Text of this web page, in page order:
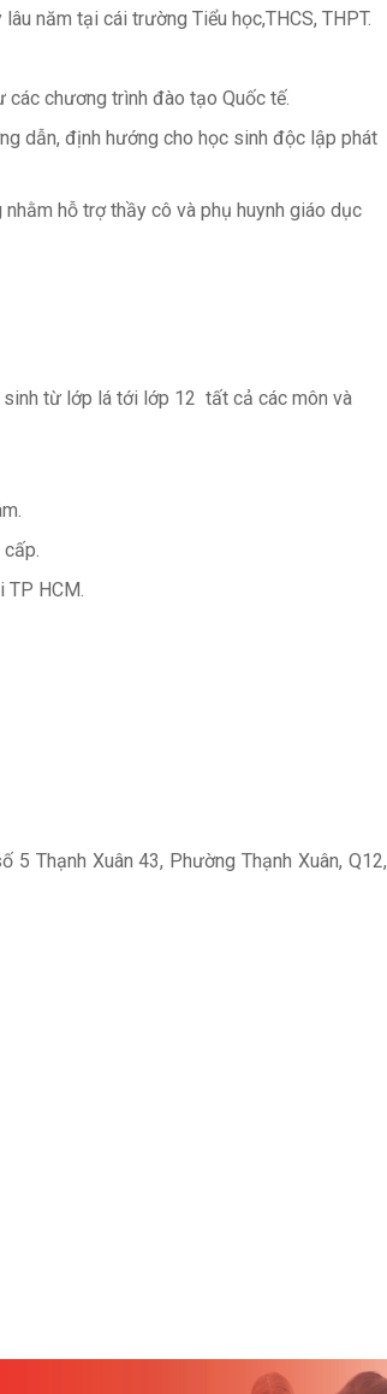
năm tại cái trường Tiểu học,THCS, THPT.
chương trình đào tạo Quốc tế.
dẫn, định hướng cho học sinh độc lập phát
hỗ trợ thầy cô và phụ huynh giáo dục
từ lớp lá tới lớp 12 tất cả các môn và
TP HCM.
Thạnh Xuân 43, Phường Thạnh Xuân, Q12,